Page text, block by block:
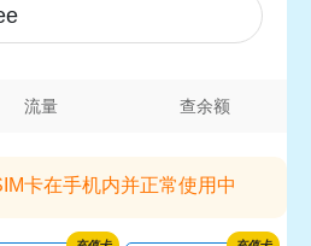
流量 查余额
卡在手机内并正常使用中